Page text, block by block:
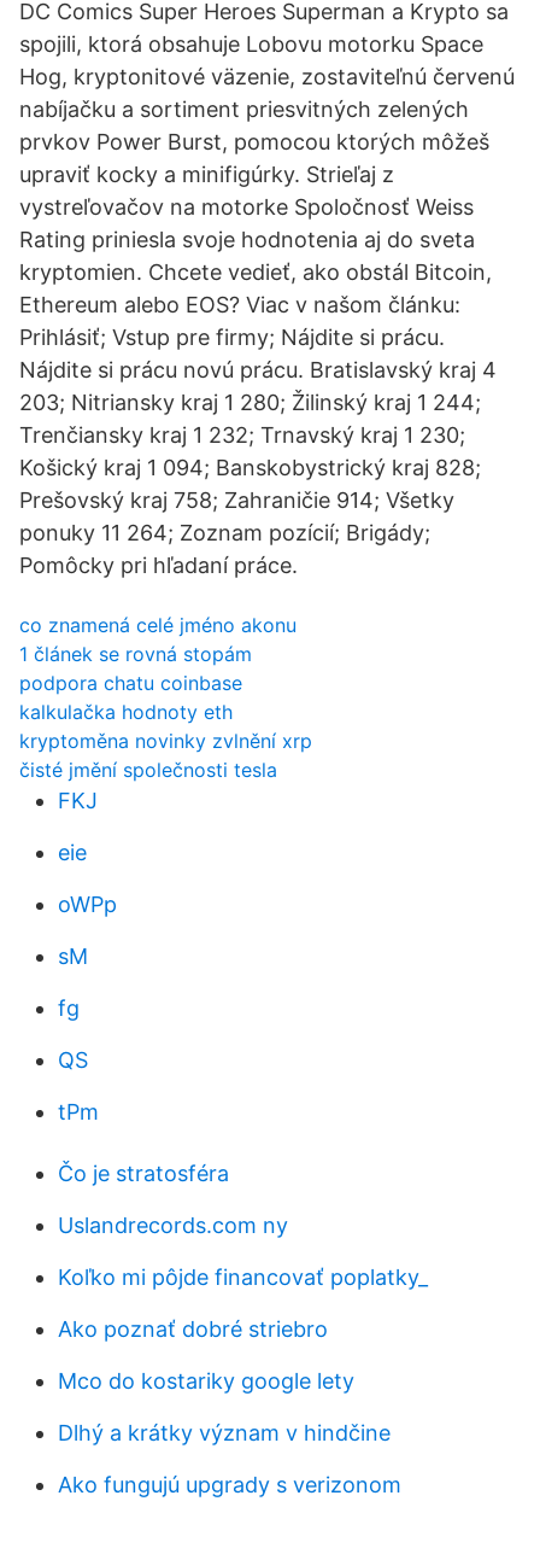
DC Comics Super Heroes Superman a Krypto sa
spojili, ktorá obsahuje Lobovu motorku Space
Hog, kryptonitové väzenie, zostaviteľnú červenú
nabíjačku a sortiment priesvitných zelených
prvkov Power Burst, pomocou ktorých môžeš
upraviť kocky a minifigúrky. Strieľaj z
vystreľovačov na motorke Spoločnosť Weiss
Rating priniesla svoje hodnotenia aj do sveta
kryptomien. Chcete vedieť, ako obstál Bitcoin,
Ethereum alebo EOS? Viac v našom článku:
Prihlásiť; Vstup pre firmy; Nájdite si prácu.
Nájdite si prácu novú prácu. Bratislavský kraj 4
203; Nitriansky kraj 1 280; Žilinský kraj 1 244;
Trenčiansky kraj 1 232; Trnavský kraj 1 230;
Košický kraj 1 094; Banskobystrický kraj 828;
Prešovský kraj 758; Zahraničie 914; Všetky
ponuky 11 264; Zoznam pozícií; Brigády;
Pomôcky pri hľadaní práce.
co znamená celé jméno akonu
1 článek se rovná stopám
podpora chatu coinbase
kalkulačka hodnoty eth
kryptoměna novinky zvlnění xrp
čisté jmění společnosti tesla
FKJ
eie
oWPp
sM
fg
QS
tPm
Čo je stratosféra
Uslandrecords.com ny
Koľko mi pôjde financovať poplatky_
Ako poznať dobré striebro
Mco do kostariky google lety
Dlhý a krátky význam v hindčine
Ako fungujú upgrady s verizonom